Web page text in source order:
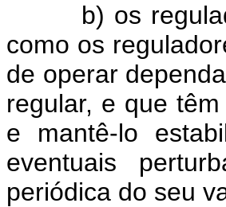
b) os
como os
de operar
regular, e que
e mantê-lo
eventuais
periódica do seu